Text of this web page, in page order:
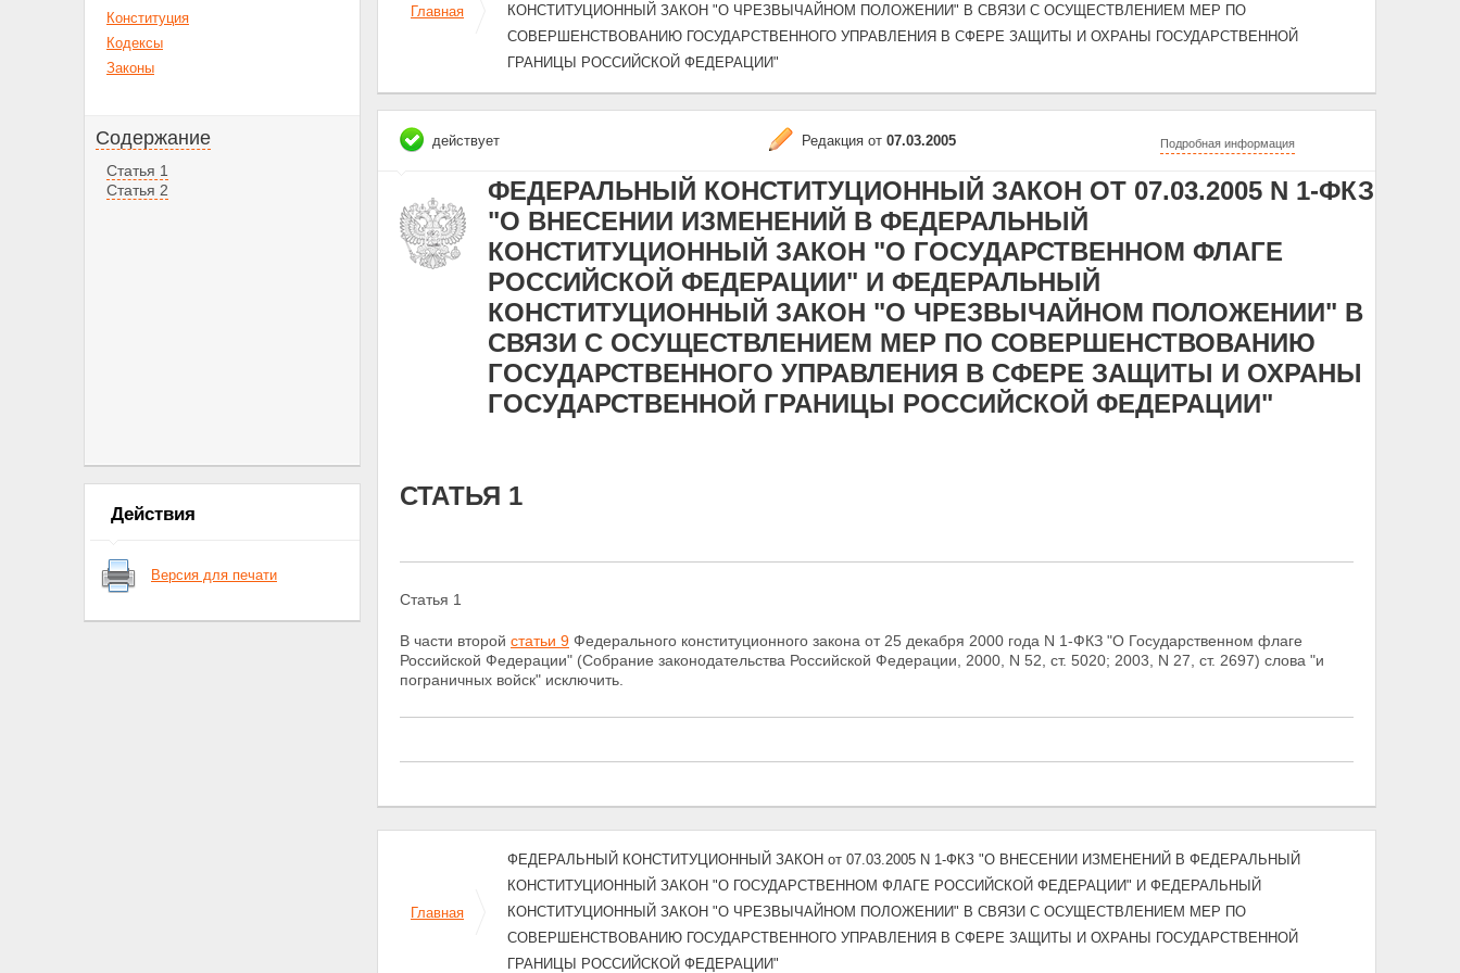
Конституция
Кодексы
Законы
Содержание
Статья 1
Статья 2
Действия
Версия для печати
Главная
КОНСТИТУЦИОННЫЙ ЗАКОН "О ЧРЕЗВЫЧАЙНОМ ПОЛОЖЕНИИ" В СВЯЗИ С ОСУЩЕСТВЛЕНИЕМ МЕР ПО
СОВЕРШЕНСТВОВАНИЮ ГОСУДАРСТВЕННОГО УПРАВЛЕНИЯ В СФЕРЕ ЗАЩИТЫ И ОХРАНЫ ГОСУДАРСТВЕННОЙ
ГРАНИЦЫ РОССИЙСКОЙ ФЕДЕРАЦИИ"
действует Редакция от 07.03.2005 Подробная информация
ФЕДЕРАЛЬНЫЙ КОНСТИТУЦИОННЫЙ ЗАКОН ОТ 07.03.2005 N 1-ФКЗ
"О ВНЕСЕНИИ ИЗМЕНЕНИЙ В ФЕДЕРАЛЬНЫЙ
КОНСТИТУЦИОННЫЙ ЗАКОН "О ГОСУДАРСТВЕННОМ ФЛАГЕ
РОССИЙСКОЙ ФЕДЕРАЦИИ" И ФЕДЕРАЛЬНЫЙ
КОНСТИТУЦИОННЫЙ ЗАКОН "О ЧРЕЗВЫЧАЙНОМ ПОЛОЖЕНИИ" В
СВЯЗИ С ОСУЩЕСТВЛЕНИЕМ МЕР ПО СОВЕРШЕНСТВОВАНИЮ
ГОСУДАРСТВЕННОГО УПРАВЛЕНИЯ В СФЕРЕ ЗАЩИТЫ И ОХРАНЫ
ГОСУДАРСТВЕННОЙ ГРАНИЦЫ РОССИЙСКОЙ ФЕДЕРАЦИИ"
СТАТЬЯ 1
Статья 1
В части второй статьи 9 Федерального конституционного закона от 25 декабря 2000 года N 1-ФКЗ "О Государственном флаге
Российской Федерации" (Собрание законодательства Российской Федерации, 2000, N 52, ст. 5020; 2003, N 27, ст. 2697) слова "и
пограничных войск" исключить.
Главная
ФЕДЕРАЛЬНЫЙ КОНСТИТУЦИОННЫЙ ЗАКОН от 07.03.2005 N 1-ФКЗ "О ВНЕСЕНИИ ИЗМЕНЕНИЙ В ФЕДЕРАЛЬНЫЙ
КОНСТИТУЦИОННЫЙ ЗАКОН "О ГОСУДАРСТВЕННОМ ФЛАГЕ РОССИЙСКОЙ ФЕДЕРАЦИИ" И ФЕДЕРАЛЬНЫЙ
КОНСТИТУЦИОННЫЙ ЗАКОН "О ЧРЕЗВЫЧАЙНОМ ПОЛОЖЕНИИ" В СВЯЗИ С ОСУЩЕСТВЛЕНИЕМ МЕР ПО
СОВЕРШЕНСТВОВАНИЮ ГОСУДАРСТВЕННОГО УПРАВЛЕНИЯ В СФЕРЕ ЗАЩИТЫ И ОХРАНЫ ГОСУДАРСТВЕННОЙ
ГРАНИЦЫ РОССИЙСКОЙ ФЕДЕРАЦИИ"